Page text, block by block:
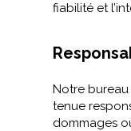
fiabilité et
Notre
tenue
dommages